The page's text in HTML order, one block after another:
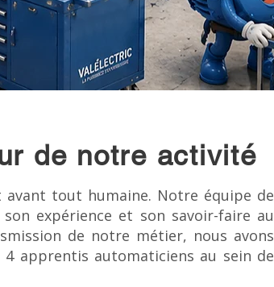
de notre activité
tout humaine. Notre équipe de
expérience et son savoir-faire au
de notre métier, nous avons
apprentis automaticiens au sein de